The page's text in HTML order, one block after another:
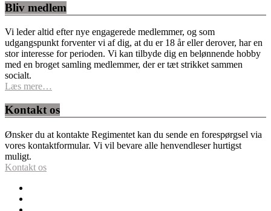
Bliv medlem
Vi leder altid efter nye engagerede medlemmer, og som
udgangspunkt forventer vi af dig, at du er 18 år eller derover, har en
stor interesse for perioden. Vi kan tilbyde dig en belønnende hobby
med en broget samling medlemmer, der er tæt strikket sammen
socialt.
Læs mere…
Kontakt os
Ønsker du at kontakte Regimentet kan du sende en forespørgsel via
vores kontaktformular. Vi vil bevare alle henvendleser hurtigst
muligt.
Kontakt os